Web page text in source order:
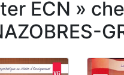
ECN »